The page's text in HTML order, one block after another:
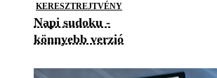
KERESZTREJTVÉNY
Napi sudoku -
könnyebb verzió